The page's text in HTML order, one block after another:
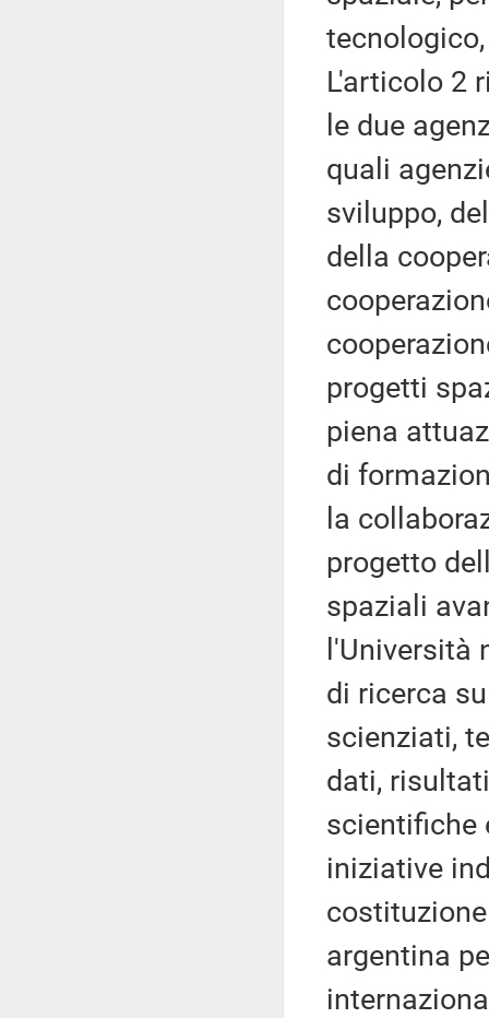
L'articolo 2
le due
quali
sviluppo,
della
progetti
piena
di
la
progetto
spaziali
l'Università
di ricerca
scienziati,
dati,
scientifiche
iniziative
argentina